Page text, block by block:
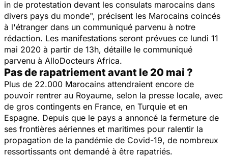
in de protestation devant les consulats marocains dans
divers pays du monde", précisent les Marocains coincés
à l'étranger dans un communiqué parvenu à notre
rédaction. Les manifestations seront prévues ce lundi 11
mai 2020 à partir de 13h, détaille le communiqué
parvenu à AlloDocteurs Africa.
Pas de rapatriement avant le 20 mai ?
Plus de 22.000 Marocains attendraient encore de
pouvoir rentrer au Royaume, selon la presse locale, avec
de gros contingents en France, en Turquie et en
Espagne. Depuis que le pays a annoncé la fermeture de
ses frontières aériennes et maritimes pour ralentir la
propagation de la pandémie de Covid-19, de nombreux
ressortissants ont demandé à être rapatriés.